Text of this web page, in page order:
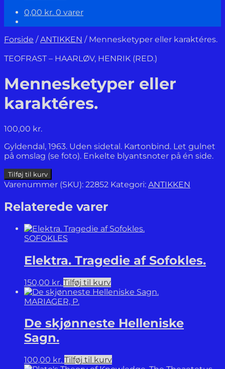
0,00 kr. 0 varer
Forside /ANTIKKEN / Mennesketyper eller karaktéres.
TEOFRAST – HAARLØV, HENRIK (RED.)
Mennesketyper eller
karaktéres.
100,00 kr.
Gyldendal, 1963. Uden sidetal. Kartonbind. Let gulnet
på omslag (se foto). Enkelte blyantsnoter på én side.
Mennesketyper
eller
antal
Tilføj til kurv
Varenummer (SKU): 22852 Kategori: ANTIKKEN
Relaterede varer
SOFOKLES
Elektra. Tragedie af Sofokles.
150,00 kr. Tilføj til kurv
MARIAGER, P.
De skjønneste Helleniske
Sagn.
100,00 kr. Tilføj til kurv